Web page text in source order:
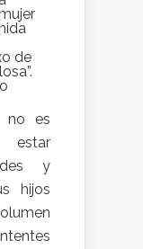
de
no es
estar
y
hijos